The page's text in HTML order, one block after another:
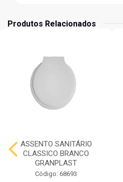
Produtos Relacionados
ASSENTO SANITÁRIO
CLASSICO BRANCO
GRANPLAST
Código: 68693